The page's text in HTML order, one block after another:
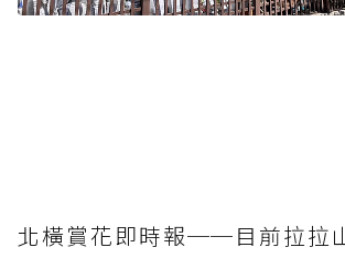
北橫賞花即時報──目前拉拉